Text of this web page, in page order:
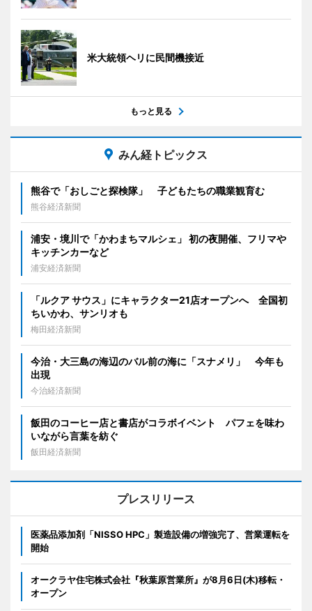
米大統領ヘリに民間機接近
もっと見る
みん経トピックス
熊谷で「おしごと探検隊」 子どもたちの職業観育む
熊谷経済新聞
浦安・境川で「かわまちマルシェ」 初の夜開催、フリマや
キッチンカーなど
浦安経済新聞
「ルクア サウス」にキャラクター21店オープンへ 全国初
ちいかわ、サンリオも
梅田経済新聞
今治・大三島の海辺のバル前の海に「スナメリ」 今年も
出現
今治経済新聞
飯田のコーヒー店と書店がコラボイベント パフェを味わ
いながら言葉を紡ぐ
飯田経済新聞
プレスリリース
医薬品添加剤「NISSO HPC」製造設備の増強完了、営業運転を
開始
オークラヤ住宅株式会社『秋葉原営業所』が8月6日(木)移転・
オープン